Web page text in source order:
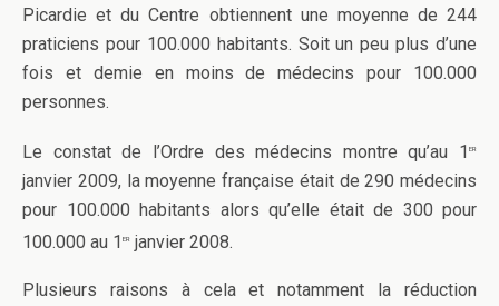
Picardie et du Centre obtiennent une moyenne de 244
praticiens pour 100.000 habitants. Soit un peu plus d’une
fois et demie en moins de médecins pour 100.000
personnes.
Le constat de l’Ordre des médecins montre qu’au 1 er
janvier 2009, la moyenne française était de 290 médecins
pour 100.000 habitants alors qu’elle était de 300 pour
100.000 au 1 er janvier 2008.
Plusieurs raisons à cela et notamment la réduction